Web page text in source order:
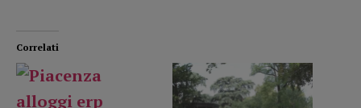
Correlati